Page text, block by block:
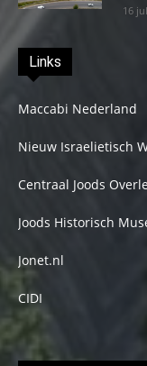
16
Links
Maccabi Nederland
Nieuw Israelietisch
Centraal Joods
Joods Historisch
Jonet.nl
CIDI